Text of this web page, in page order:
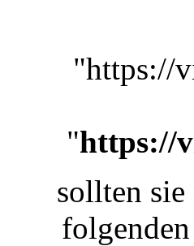
"https://
"https://
sollten